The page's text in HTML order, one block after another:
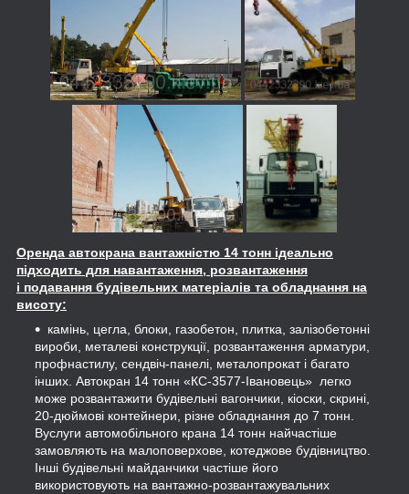
Оренда автокрана вантажністю 14 тонн ідеально
підходить для навантаження, розвантаження
і подавання будівельних матеріалів та обладнання на
висоту:
камінь, цегла, блоки, газобетон, плитка, залізобетонні
вироби, металеві конструкції, розвантаження арматури,
профнастилу, сендвіч-панелі, металопрокат і багато
інших. Автокран 14 тонн «КС-3577-Івановець» легко
може розвантажити будівельні вагончики, кіоски, скрині,
20-дюймові контейнери, різне обладнання до 7 тонн.
Вуслуги автомобільного крана 14 тонн найчастіше
замовляють на малоповерхове, котеджове будівництво.
Інші будівельні майданчики частіше його
використовують на вантажно-розвантажувальних